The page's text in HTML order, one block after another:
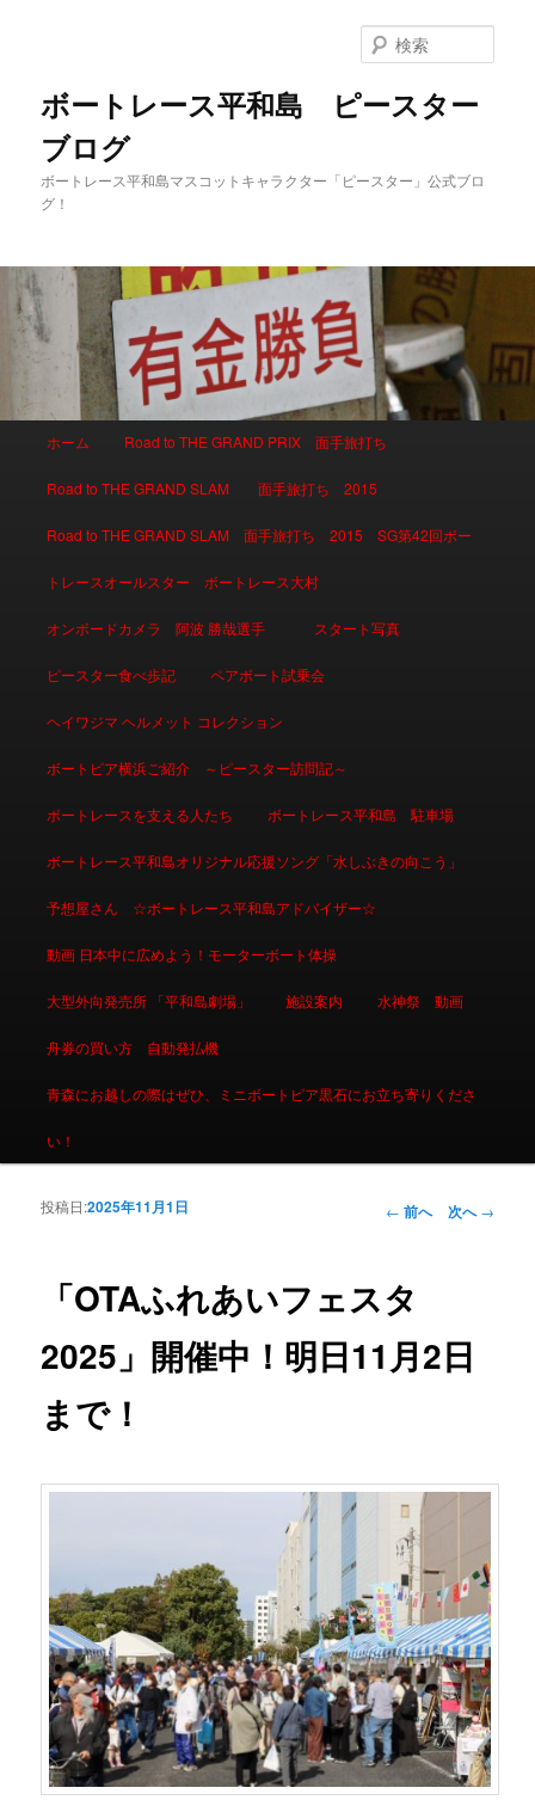
ボートレース平和島 ピースター
ブログ
ボートレース平和島マスコットキャラクター「ピースター」公式ブロ
グ！
索
メインコンテンツへ移動
サブコンテンツへ移動
ホーム Road to THE GRAND PRIX 面手旅打ち
Road to THE GRAND SLAM 面手旅打ち 2015
Road to THE GRAND SLAM 面手旅打ち 2015 SG第42回ボー
トレースオールスター ボートレース大村
オンボードカメラ 阿波 勝哉選手 スタート写真
ピースター食べ歩記 ペアボート試乗会
ヘイワジマ ヘルメット コレクション
ボートピア横浜ご紹介 ～ピースター訪問記～
ボートレースを支える人たち ボートレース平和島 駐車場
ボートレース平和島オリジナル応援ソング「水しぶきの向こう」
予想屋さん ☆ボートレース平和島アドバイザー☆
動画 日本中に広めよう！モーターボート体操
大型外向発売所 「平和島劇場」 施設案内 水神祭 動画
舟券の買い方 自動発払機
青森にお越しの際はぜひ、ミニボートピア黒石にお立ち寄りくださ
い！
投稿ナビゲーシ
← 前へ 次へ→
「OTAふれあいフェスタ
2025」開催中！明日11月2日
まで！
投稿日:2025年11月1日